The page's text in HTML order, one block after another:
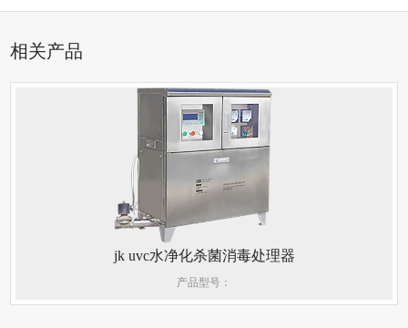
相关产品
jk uvc水净化杀菌消毒处理器
产品型号：